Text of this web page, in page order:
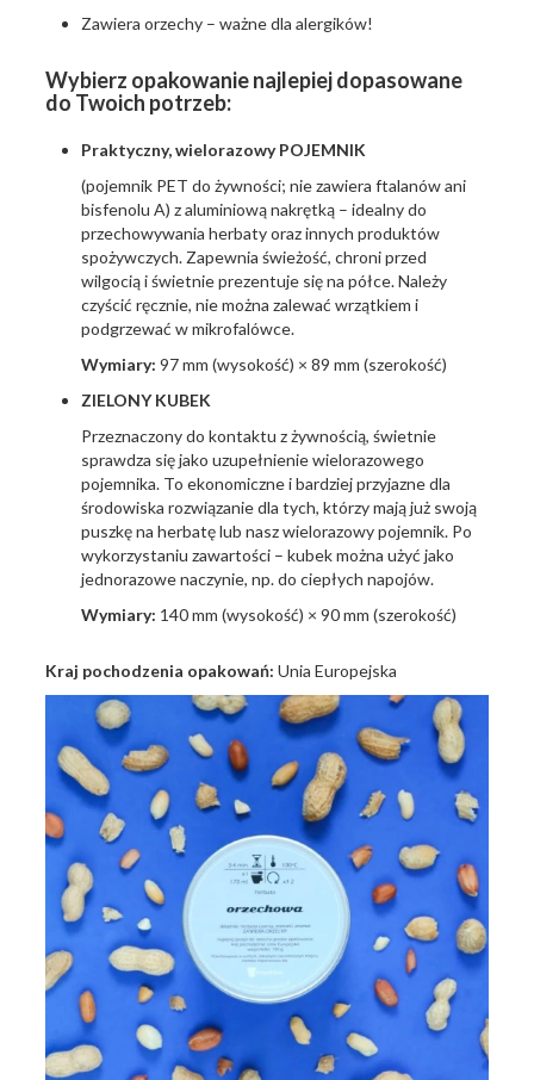
Zawiera orzechy – ważne dla alergików!
Wybierz opakowanie najlepiej dopasowane
do Twoich potrzeb:
Praktyczny, wielorazowy POJEMNIK
(pojemnik PET do żywności; nie zawiera ftalanów ani
bisfenolu A) z aluminiową nakrętką – idealny do
przechowywania herbaty oraz innych produktów
spożywczych. Zapewnia świeżość, chroni przed
wilgocią i świetnie prezentuje się na półce. Należy
czyścić ręcznie, nie można zalewać wrzątkiem i
podgrzewać w mikrofalówce.
Wymiary: 97 mm (wysokość) × 89 mm (szerokość)
ZIELONY KUBEK
Przeznaczony do kontaktu z żywnością, świetnie
sprawdza się jako uzupełnienie wielorazowego
pojemnika. To ekonomiczne i bardziej przyjazne dla
środowiska rozwiązanie dla tych, którzy mają już swoją
puszkę na herbatę lub nasz wielorazowy pojemnik. Po
wykorzystaniu zawartości – kubek można użyć jako
jednorazowe naczynie, np. do ciepłych napojów.
Wymiary: 140 mm (wysokość) × 90 mm (szerokość)
Kraj pochodzenia opakowań: Unia Europejska